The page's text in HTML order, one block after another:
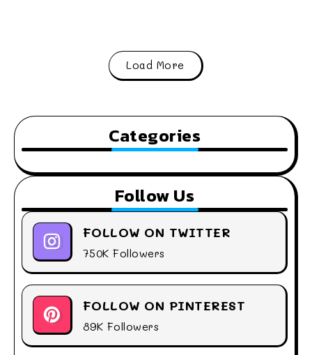
Load More
Categories
Follow Us
FOLLOW ON TWITTER
750K Followers
FOLLOW ON PINTEREST
89K Followers